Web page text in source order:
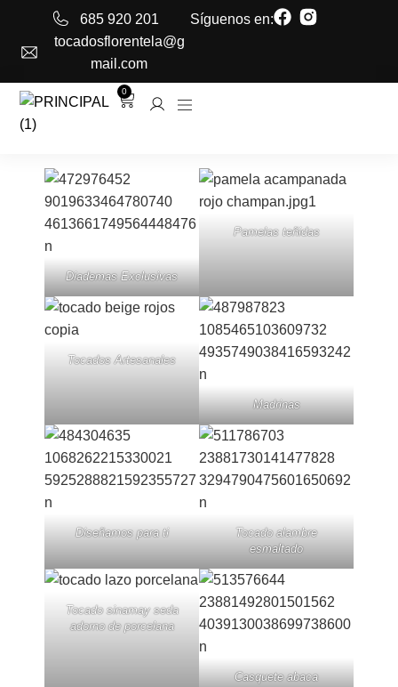
685 920 201
tocadosflorentela@g
mail.com
Síguenos en:
0
Diademas Exclusivas
Pamelas teñidas
Tocados Artesanales
Madrinas
Diseñamos para ti
Tocado alambre
esmaltado
Tocado sinamay seda
adorno de porcelana
Casquete abaca